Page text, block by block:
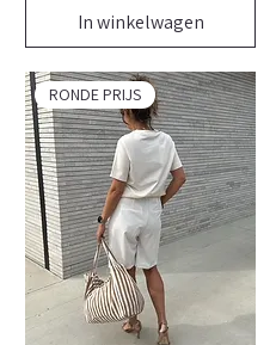
In winkelwagen
RONDE PRIJS